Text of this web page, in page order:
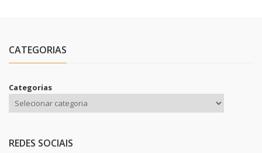
CATEGORIAS
Categorias
REDES SOCIAIS